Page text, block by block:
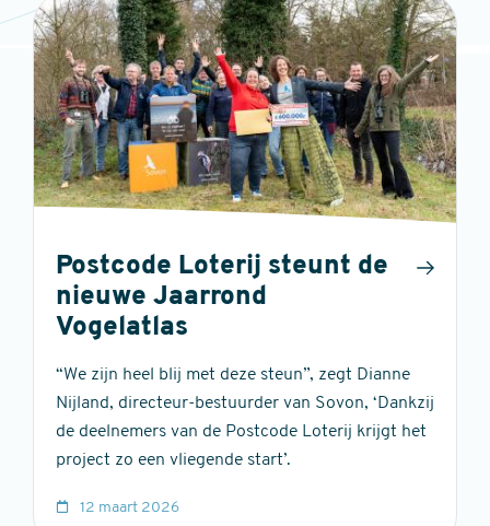
Postcode Loterij steunt de
nieuwe Jaarrond
Vogelatlas
“We zijn heel blij met deze steun”, zegt Dianne
Nijland, directeur-bestuurder van Sovon, ‘Dankzij
de deelnemers van de Postcode Loterij krijgt het
project zo een vliegende start’.
12 maart 2026